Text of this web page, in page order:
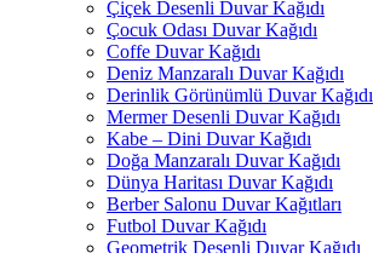
Çiçek Desenli Duvar Kağıdı
Çocuk Odası Duvar Kağıdı
Coffe Duvar Kağıdı
Deniz Manzaralı Duvar Kağıdı
Derinlik Görünümlü Duvar Kağıdı
Mermer Desenli Duvar Kağıdı
Kabe – Dini Duvar Kağıdı
Doğa Manzaralı Duvar Kağıdı
Dünya Haritası Duvar Kağıdı
Berber Salonu Duvar Kağıtları
Futbol Duvar Kağıdı
Geometrik Desenli Duvar Kağıdı